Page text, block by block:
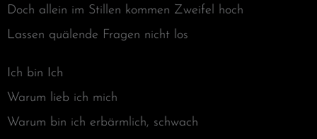
Doch allein im Stillen kommen Zweifel hoch
Lassen quälende Fragen nicht los
Ich bin Ich
Warum lieb ich mich
Warum bin ich erbärmlich, schwach